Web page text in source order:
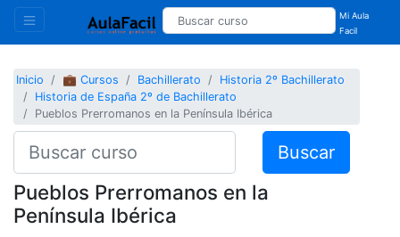
Mi Aula
Facil
Inicio 💼 Cursos Bachillerato
Historia 2º Bachillerato
Historia de España 2º de Bachillerato
Pueblos Prerromanos en la Península Ibérica
Buscar
Pueblos Prerromanos en la
Península Ibérica